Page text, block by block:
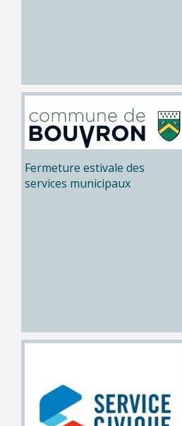
Fermeture estivale des
services municipaux